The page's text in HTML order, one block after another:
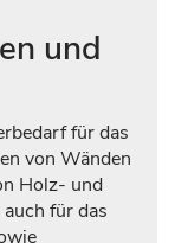
und
für das
von Wänden
Holz- und
für das